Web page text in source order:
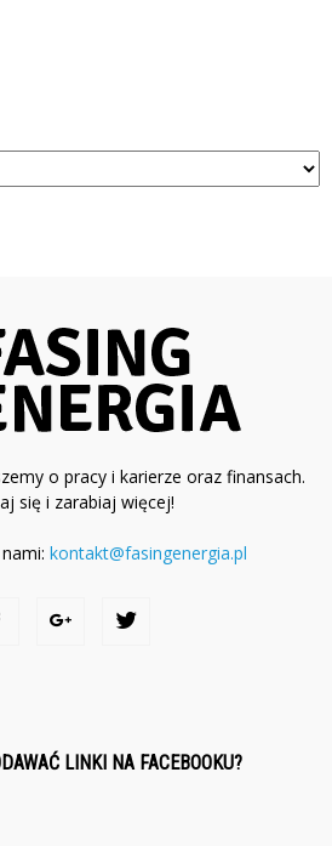
o pracy i karierze oraz finansach.
się i zarabiaj więcej!
kontakt@fasingenergia.pl
LINKI NA FACEBOOKU?